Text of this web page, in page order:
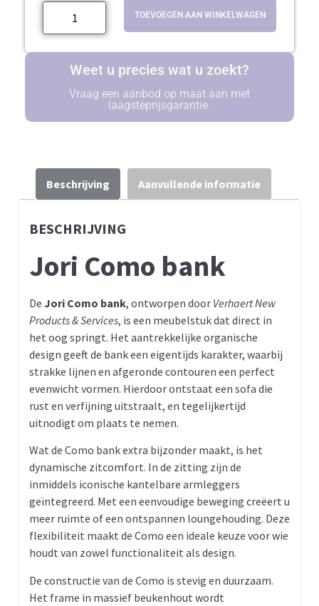
TOEVOEGEN AAN WINKELWAGEN
Weet u precies wat u zoekt?
Vraag een aanbod op maat aan met
laagsteprijsgarantie.
Beschrijving Aanvullende informatie
BESCHRIJVING
Jori Como bank
De Jori Como bank, ontworpen door Verhaert New
Products & Services, is een meubelstuk dat direct in
het oog springt. Het aantrekkelijke organische
design geeft de bank een eigentijds karakter, waarbij
strakke lijnen en afgeronde contouren een perfect
evenwicht vormen. Hierdoor ontstaat een sofa die
rust en verfijning uitstraalt, en tegelijkertijd
uitnodigt om plaats te nemen.
Wat de Como bank extra bijzonder maakt, is het
dynamische zitcomfort. In de zitting zijn de
inmiddels iconische kantelbare armleggers
geïntegreerd. Met een eenvoudige beweging creëert u
meer ruimte of een ontspannen loungehouding. Deze
flexibiliteit maakt de Como een ideale keuze voor wie
houdt van zowel functionaliteit als design.
De constructie van de Como is stevig en duurzaam.
Het frame in massief beukenhout wordt